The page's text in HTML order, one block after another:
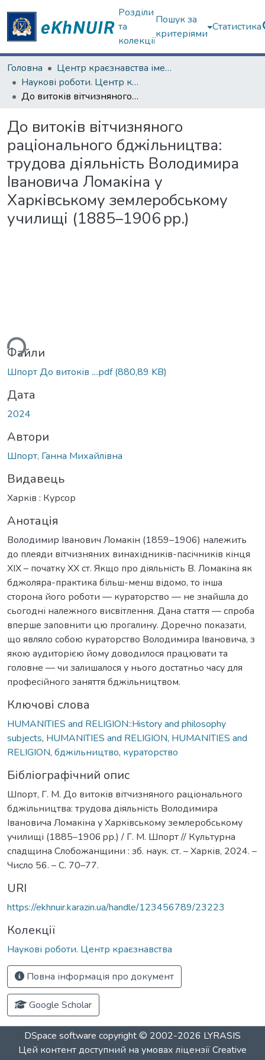
Розділи
та
колекції
Пошук за
критеріями
Статистика
Головна
Центр краєзнавства імені академіка П.Т. Тронька
Наукові роботи. Центр краєзнавства
До витоків вітчизняного раціонального бджільництва: трудова діяльність Володимира Івановича Ломакіна у Харківському землеробському училищі (1885–1906 рр.)
До витоків вітчизняного
раціонального бджільництва:
трудова діяльність Володимира
Івановича Ломакіна у
Харківському землеробському
училищі (1885–1906 рр.)
Файли
Шпорт До витоків ....pdf(880,89 KB)
Дата
2024
Автори
Шпорт, Ганна Михайлівна
Видавець
Харків : Курсор
Анотація
Володимир Іванович Ломакін (1859–1906) належить
до плеяди вітчизняних винахідників-пасічників кінця
ХІХ – початку ХХ ст. Якщо про діяльність В. Ломакіна як
бджоляра-практика більш-менш відомо, то інша
сторона його роботи — кураторство — не знайшла до
сьогодні належного висвітлення. Дана стаття — спроба
вперше заповнити цю прогалину. Доречно показати,
що являло собою кураторство Володимира Івановича, з
якою аудиторією йому доводилося працювати та
головне — чи залишалося у нього достатньо часу для
професійного заняття бджільництвом.
Ключові слова
HUMANITIES and RELIGION::History and philosophy
subjects, HUMANITIES and RELIGION, HUMANITIES and
RELIGION, бджільництво, кураторство
Бібліографічний опис
Шпорт, Г. М. До витоків вітчизняного раціонального
бджільництва: трудова діяльність Володимира
Івановича Ломакіна у Харківському землеробському
училищі (1885–1906 рр.) / Г. М. Шпорт // Культурна
спадщина Слобожанщини : зб. наук. ст. – Харків, 2024. –
Число 56. – С. 70–77.
URI
https://ekhnuir.karazin.ua/handle/123456789/23223
Колекції
Наукові роботи. Центр краєзнавства
Повна інформація про документ
Google Scholar
DSpace software copyright © 2002-2026 LYRASIS
Цей контент доступний на умовах ліцензіїCreative